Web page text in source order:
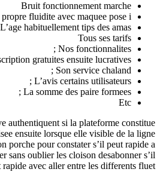
Bruit fonctionnement marche
propre fluidite avec maquee pose i
L’age habituellement tips des amas
Tous ses tarifs
Nos fonctionnalites ;
gratuites ensuite lucratives ;
Son service chaland ;
L’avis certains utilisateurs ;
La somme des paire formees ;
Etc
authentiquent si la plateforme constitue
ensuite lorsque elle visible de la ligne
porche pour constater s’il peut rapide a
sans oublier les cloison desabonner s’il
rapide avec aller entre les differents fluet